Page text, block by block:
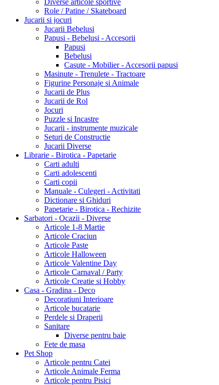
Diverse articole sportive
Role / Patine / Skateboard
Jucarii si jocuri
Jucarii Bebelusi
Papusi - Bebelusi - Accesorii
Papusi
Bebelusi
Casute - Mobilier - Accesorii papusi
Masinute - Trenulete - Tractoare
Figurine Personaje si Animale
Jucarii de Plus
Jucarii de Rol
Jocuri
Puzzle si Incastre
Jucarii - instrumente muzicale
Seturi de Constructie
Jucarii Diverse
Librarie - Birotica - Papetarie
Carti adulti
Carti adolescenti
Carti copii
Manuale - Culegeri - Activitati
Dictionare si Ghiduri
Papetarie - Birotica - Rechizite
Sarbatori - Ocazii - Diverse
Articole 1-8 Martie
Articole Craciun
Articole Paste
Articole Halloween
Articole Valentine Day
Articole Carnaval / Party
Articole Creatie si Hobby
Casa - Gradina - Deco
Decoratiuni Interioare
Articole bucatarie
Perdele si Draperii
Sanitare
Diverse pentru baie
Fete de masa
Pet Shop
Articole pentru Catei
Articole Animale Ferma
Articole pentru Pisici